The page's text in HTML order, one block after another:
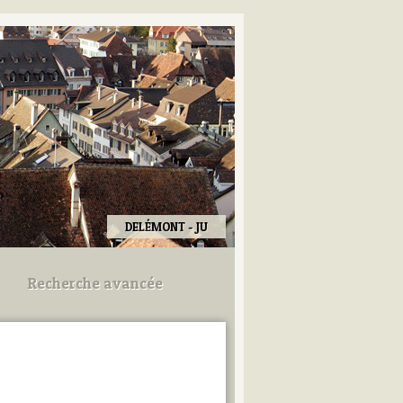
DELÉMONT - JU
Recherche avancée
Utilisez les champs ci-dessous